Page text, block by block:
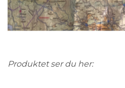
Produktet ser du her: